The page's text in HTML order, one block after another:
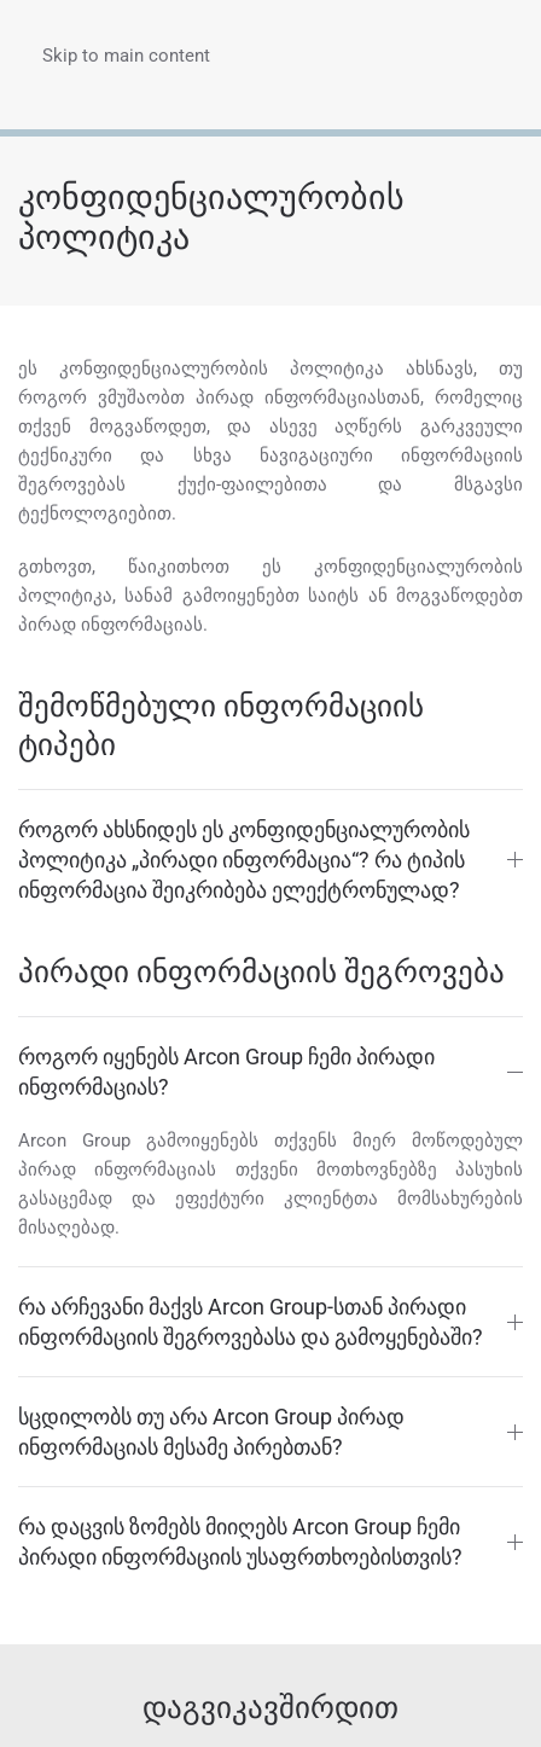
Skip to main content
კონფიდენციალურობის
პოლიტიკა
ეს კონფიდენციალურობის პოლიტიკა ახსნავს, თუ
როგორ ვმუშაობთ პირად ინფორმაციასთან, რომელიც
თქვენ მოგვაწოდეთ, და ასევე აღწერს გარკვეული
ტექნიკური და სხვა ნავიგაციური ინფორმაციის
შეგროვებას ქუქი-ფაილებითა და მსგავსი
ტექნოლოგიებით.
გთხოვთ, წაიკითხოთ ეს კონფიდენციალურობის
პოლიტიკა, სანამ გამოიყენებთ საიტს ან მოგვაწოდებთ
პირად ინფორმაციას.
შემოწმებული ინფორმაციის
ტიპები
როგორ ახსნიდეს ეს კონფიდენციალურობის
პოლიტიკა „პირადი ინფორმაცია“? რა ტიპის
ინფორმაცია შეიკრიბება ელექტრონულად?
პირადი ინფორმაციის შეგროვება
როგორ იყენებს Arcon Group ჩემი პირადი
ინფორმაციას?
Arcon Group გამოიყენებს თქვენს მიერ მოწოდებულ
პირად ინფორმაციას თქვენი მოთხოვნებზე პასუხის
გასაცემად და ეფექტური კლიენტთა მომსახურების
მისაღებად.
რა არჩევანი მაქვს Arcon Group-სთან პირადი
ინფორმაციის შეგროვებასა და გამოყენებაში?
სცდილობს თუ არა Arcon Group პირად
ინფორმაციას მესამე პირებთან?
რა დაცვის ზომებს მიიღებს Arcon Group ჩემი
პირადი ინფორმაციის უსაფრთხოებისთვის?
დაგვიკავშირდით